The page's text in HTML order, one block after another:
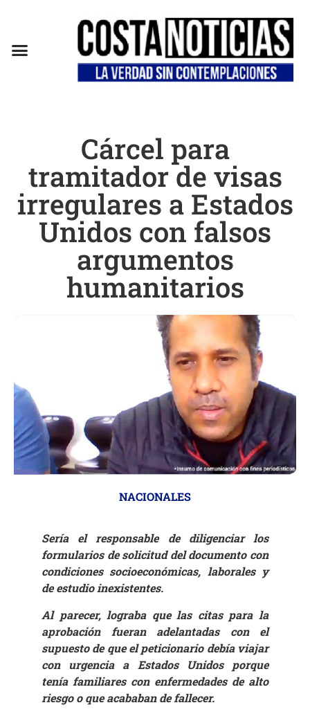
Cárcel para
tramitador de visas
irregulares a Estados
Unidos con falsos
argumentos
humanitarios
NACIONALES
Sería el responsable de diligenciar los
formularios de solicitud del documento con
condiciones socioeconómicas, laborales y
de estudio inexistentes.
Al parecer, lograba que las citas para la
aprobación fueran adelantadas con el
supuesto de que el peticionario debía viajar
con urgencia a Estados Unidos porque
tenía familiares con enfermedades de alto
riesgo o que acababan de fallecer.